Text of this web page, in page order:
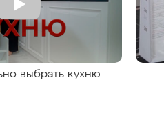
выбрать кухню